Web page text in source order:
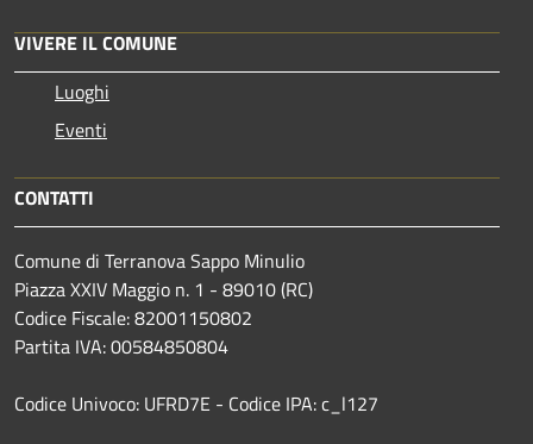
VIVERE IL COMUNE
Luoghi
Eventi
CONTATTI
Comune di Terranova Sappo Minulio
Piazza XXIV Maggio n. 1 - 89010 (RC)
Codice Fiscale: 82001150802
Partita IVA: 00584850804
Codice Univoco: UFRD7E - Codice IPA: c_l127